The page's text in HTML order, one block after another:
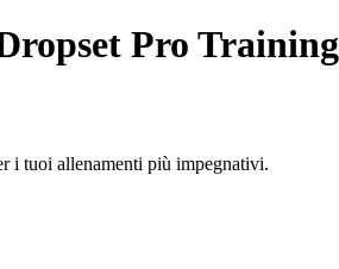
Pro Training
i tuoi allenamenti più impegnativi.